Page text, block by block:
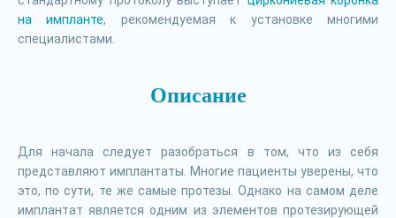
на импланте, рекомендуемая к установке многими
специалистами.
Описание
Для начала следует разобраться в том, что из себя
представляют имплантаты. Многие пациенты уверены, что
это, по сути, те же самые протезы. Однако на самом деле
имплантат является одним из элементов протезирующей